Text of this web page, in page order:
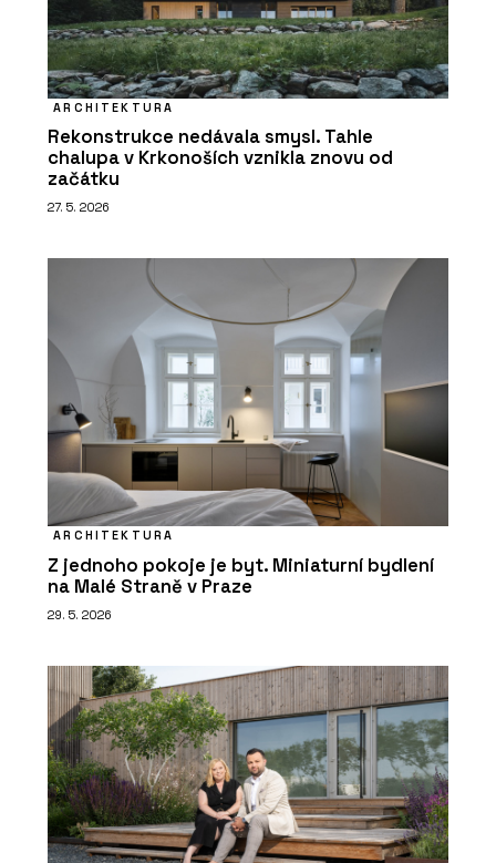
ARCHITEKTURA
Rekonstrukce nedávala smysl. Tahle
chalupa v Krkonoších vznikla znovu od
začátku
27. 5. 2026
ARCHITEKTURA
Z jednoho pokoje je byt. Miniaturní bydlení
na Malé Straně v Praze
29. 5. 2026